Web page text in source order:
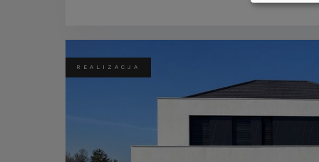
REALIZACJA